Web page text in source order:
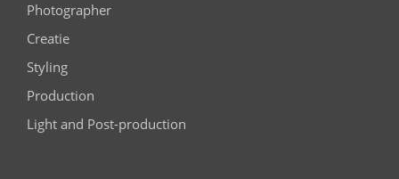
Photographer
Creatie
Styling
Production
Light and Post-production